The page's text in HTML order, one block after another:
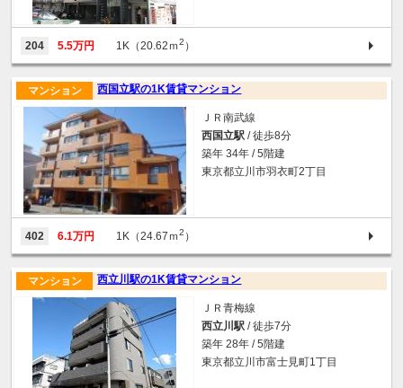
204 5.5万円 1K（20.62ｍ2 ）
西国立駅の1K賃貸マンション
マンション
ＪＲ南武線
西国立駅 / 徒歩8分
築年 34年 / 5階建
東京都立川市羽衣町2丁目
402 6.1万円 1K（24.67ｍ2 ）
西立川駅の1K賃貸マンション
マンション
ＪＲ青梅線
西立川駅 / 徒歩7分
築年 28年 / 5階建
東京都立川市富士見町1丁目